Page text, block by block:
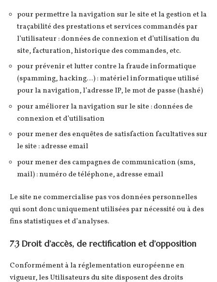
pour permettre la navigation sur le site et la gestion et la
traçabilité des prestations et services commandés par
l’utilisateur : données de connexion et d’utilisation du
site, facturation, historique des commandes, etc.
pour prévenir et lutter contre la fraude informatique
(spamming, hacking…) : matériel informatique utilisé
pour la navigation, l’adresse IP, le mot de passe (hashé)
pour améliorer la navigation sur le site : données de
connexion et d’utilisation
pour mener des enquêtes de satisfaction facultatives sur
le site : adresse email
pour mener des campagnes de communication (sms,
mail) : numéro de téléphone, adresse email
Le site ne commercialise pas vos données personnelles
qui sont donc uniquement utilisées par nécessité ou à des
fins statistiques et d’analyses.
7.3 Droit d’accès, de rectification et d’opposition
Conformément à la réglementation européenne en
vigueur, les Utilisateurs du site disposent des droits